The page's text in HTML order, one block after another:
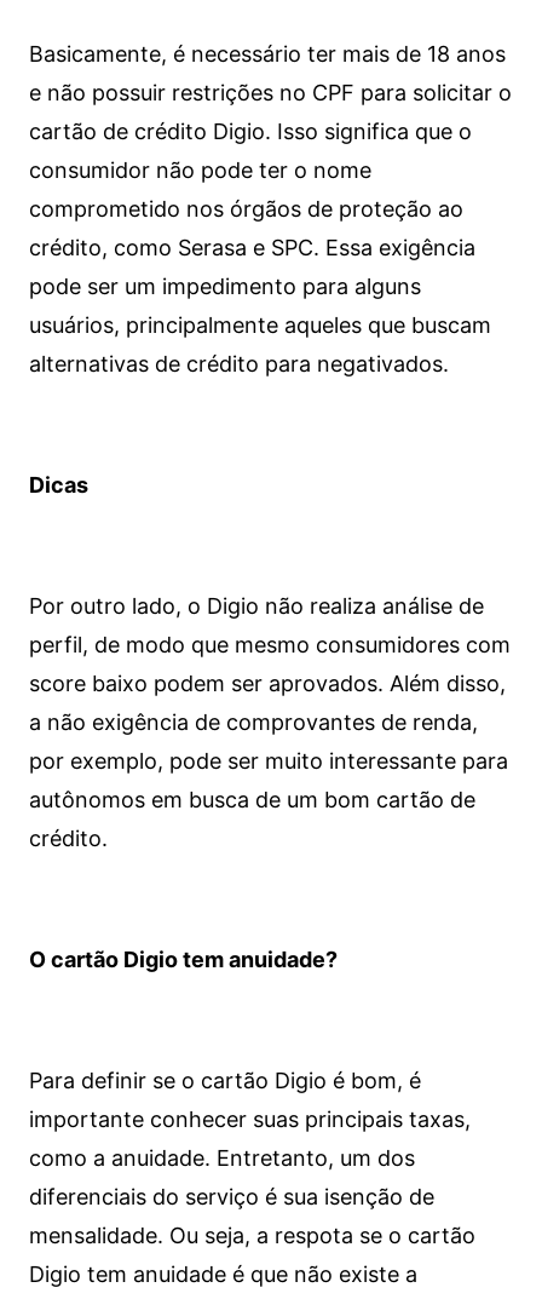
Basicamente, é necessário ter mais de 18 anos
e não possuir restrições no CPF para solicitar o
cartão de crédito Digio. Isso significa que o
consumidor não pode ter o nome
comprometido nos órgãos de proteção ao
crédito, como Serasa e SPC. Essa exigência
pode ser um impedimento para alguns
usuários, principalmente aqueles que buscam
alternativas de crédito para negativados.
Dicas
Por outro lado, o Digio não realiza análise de
perfil, de modo que mesmo consumidores com
score baixo podem ser aprovados. Além disso,
a não exigência de comprovantes de renda,
por exemplo, pode ser muito interessante para
autônomos em busca de um bom cartão de
crédito.
O cartão Digio tem anuidade?
Para definir se o cartão Digio é bom, é
importante conhecer suas principais taxas,
como a anuidade. Entretanto, um dos
diferenciais do serviço é sua isenção de
mensalidade. Ou seja, a respota se o cartão
Digio tem anuidade é que não existe a